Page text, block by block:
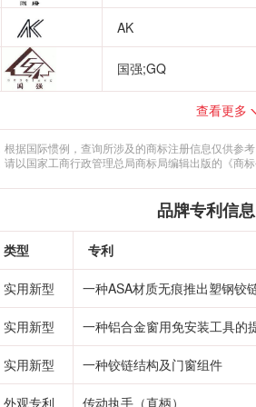
AK
国强;GQ
查看更多
据国际惯例，查询所涉及的商标注册信息仅供参
以国家工商行政管理总局商标局编辑出版的《商标
品牌专利信息
类型 专利
实用新型 一种ASA材质无痕推出塑钢铰
实用新型 一种铝合金窗用免安装工具的
实用新型 一种铰链结构及门窗组件
外观专利 传动执手（直柄）